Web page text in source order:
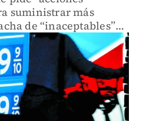
suministrar más
de “inaceptables”
tiempos de guerra; la
revira la IP